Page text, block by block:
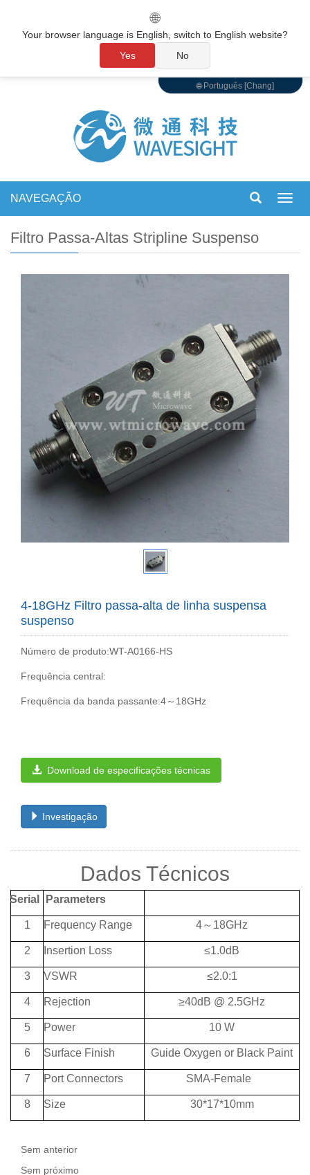
🌐 Português [Chang]
NAVEGAÇÃO
Filtro Passa-Altas Stripline Suspenso
4-18GHz Filtro passa-alta de linha suspensa
suspenso
Número de produto:WT-A0166-HS
Frequência central:
Frequência da banda passante:4～18GHz
Download de especificações técnicas
Investigação
Dados Técnicos
Serial Parameters
1 Frequency Range 4～ 18GHz
2 Insertion Loss ≤1.0dB
3 VSWR ≤2.0:1
4 Rejection ≥40dB @ 2.5GHz
5 Power 10 W
6 Surface Finish Guide Oxygen or Black Paint
7 Port Connectors SMA-Female
8 Size 30*17*10mm
Sem anterior
Sem próximo
🌐
Your browser language is English, switch to English website?
Yes
No